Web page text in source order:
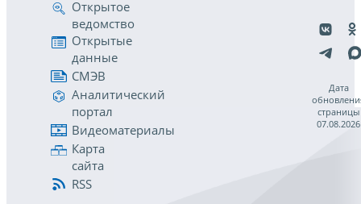
Открытое
ведомство
Открытые
данные
СМЭВ
Аналитический
портал
Видеоматериалы
Карта
сайта
RSS
Дата
страницы
07.08.2026